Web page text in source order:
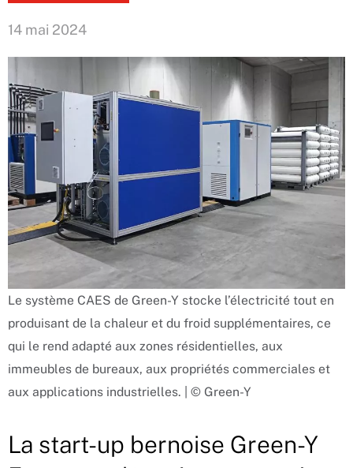
14 mai 2024
Le système CAES de Green-Y stocke l’électricité tout en
produisant de la chaleur et du froid supplémentaires, ce
qui le rend adapté aux zones résidentielles, aux
immeubles de bureaux, aux propriétés commerciales et
aux applications industrielles. | © Green-Y
La start-up bernoise Green-Y